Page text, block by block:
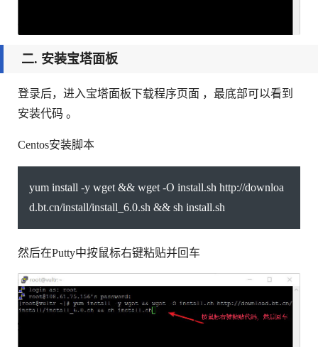
二. 安装宝塔面板
登录后，进入宝塔面板下载程序页面 ，最底部可以看到
安装代码 。
Centos安装脚本
yum install -y wget && wget -O install.sh http://downloa
d.bt.cn/install/install_6.0.sh && sh install.sh
然后在Putty中按鼠标右键粘贴并回车